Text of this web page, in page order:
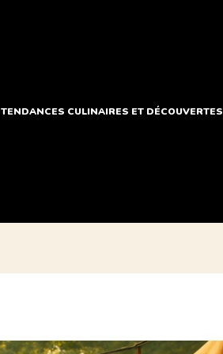
TENDANCES CULINAIRES ET DÉCOUVERTES